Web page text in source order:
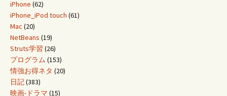
iPhone (62)
iPhone_iPod touch (61)
Mac (20)
NetBeans (19)
Struts学習 (26)
プログラム (153)
情強お得ネタ (20)
日記(383)
映画-ドラマ (15)